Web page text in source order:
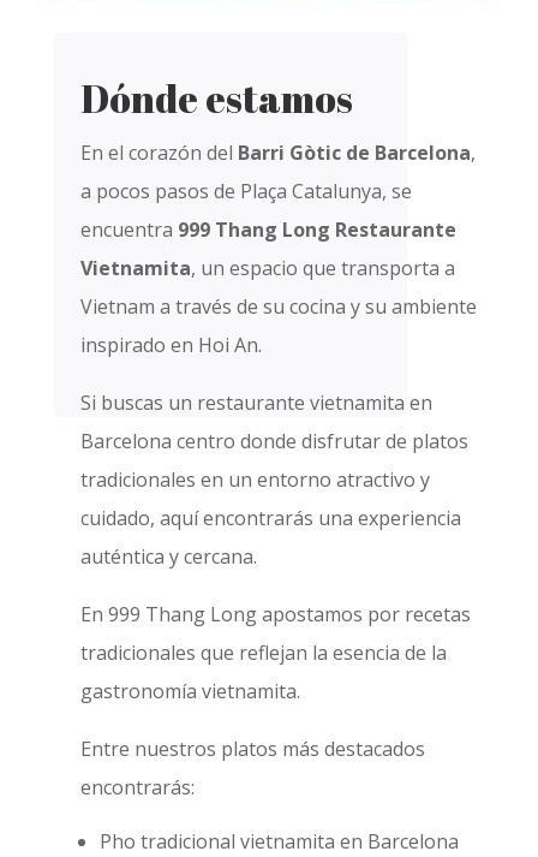
Dónde estamos
En el corazón del Barri Gòtic de Barcelona,
a pocos pasos de Plaça Catalunya, se
encuentra 999 Thang Long Restaurante
Vietnamita, un espacio que transporta a
Vietnam a través de su cocina y su ambiente
inspirado en Hoi An.
Si buscas un restaurante vietnamita en
Barcelona centro donde disfrutar de platos
tradicionales en un entorno atractivo y
cuidado, aquí encontrarás una experiencia
auténtica y cercana.
En 999 Thang Long apostamos por recetas
tradicionales que reflejan la esencia de la
gastronomía vietnamita.
Entre nuestros platos más destacados
encontrarás:
Pho tradicional vietnamita en Barcelona